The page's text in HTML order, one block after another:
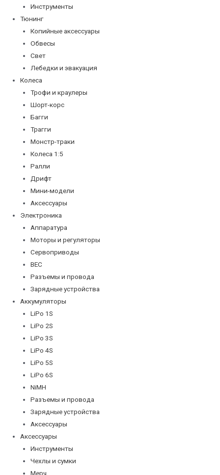
Инструменты
Тюнинг
Копийные аксессуары
Обвесы
Свет
Лебедки и эвакуация
Колеса
Трофи и краулеры
Шорт-корс
Багги
Трагги
Монстр-траки
Колеса 1:5
Ралли
Дрифт
Мини-модели
Аксессуары
Электроника
Аппаратура
Моторы и регуляторы
Сервоприводы
BEC
Разъемы и провода
Зарядные устройства
Аккумуляторы
LiPo 1S
LiPo 2S
LiPo 3S
LiPo 4S
LiPo 5S
LiPo 6S
NiMH
Разъемы и провода
Зарядные устройства
Аксессуары
Аксессуары
Инструменты
Чехлы и сумки
Мерч